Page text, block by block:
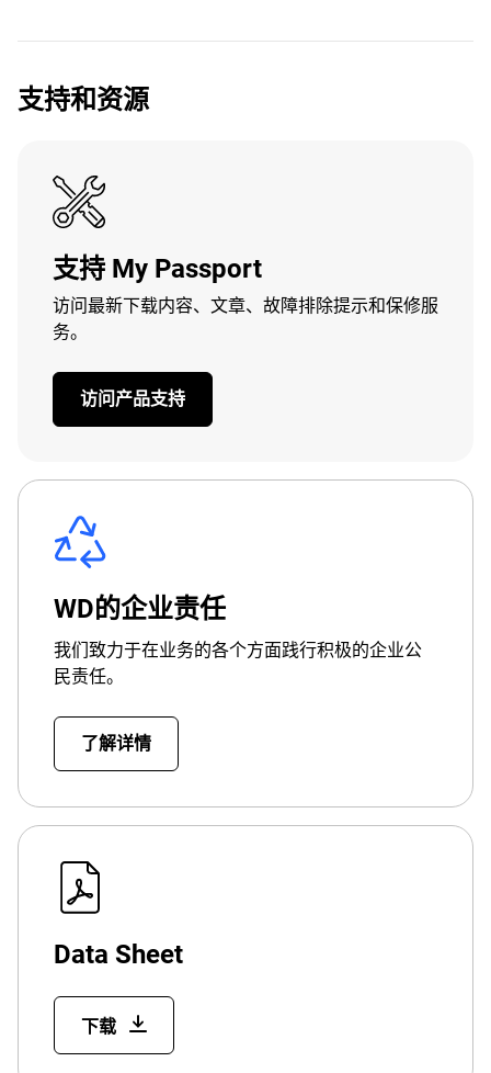
支持和资源
支持 My Passport
访问最新下载内容、文章、故障排除提示和保修服
务。
访问产品支持
WD的企业责任
我们致力于在业务的各个方面践行积极的企业公
民责任。
了解详情
Data Sheet
下载